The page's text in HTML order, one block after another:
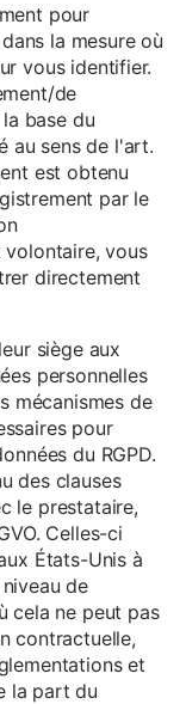
pour
la mesure où
vous identifier.
de
base du
au sens de l'art.
est obtenu
par le
vous
directement
siège aux
personnelles
mécanismes de
pour
du RGPD.
des clauses
le prestataire,
Celles-ci
États-Unis à
de
cela ne peut pas
contractuelle,
et
la part du